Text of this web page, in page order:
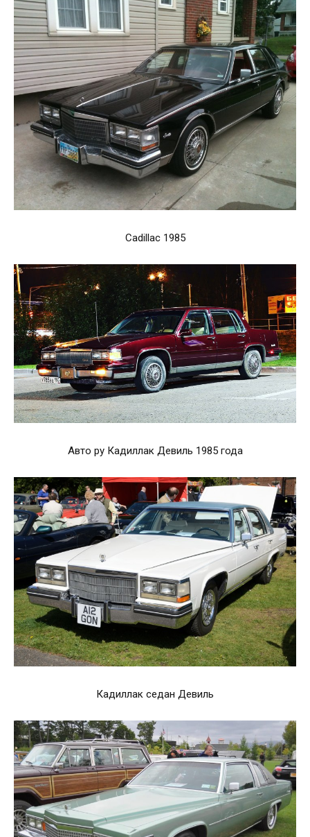
Cadillac 1985
Авто ру Кадиллак Девиль 1985 года
Кадиллак седан Девиль